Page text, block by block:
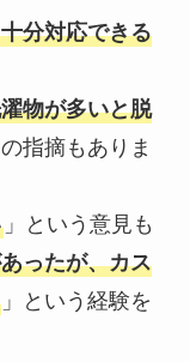
分対応できる
物が多いと脱
指摘もありま
」という意見も
ったが、カス
」という経験を